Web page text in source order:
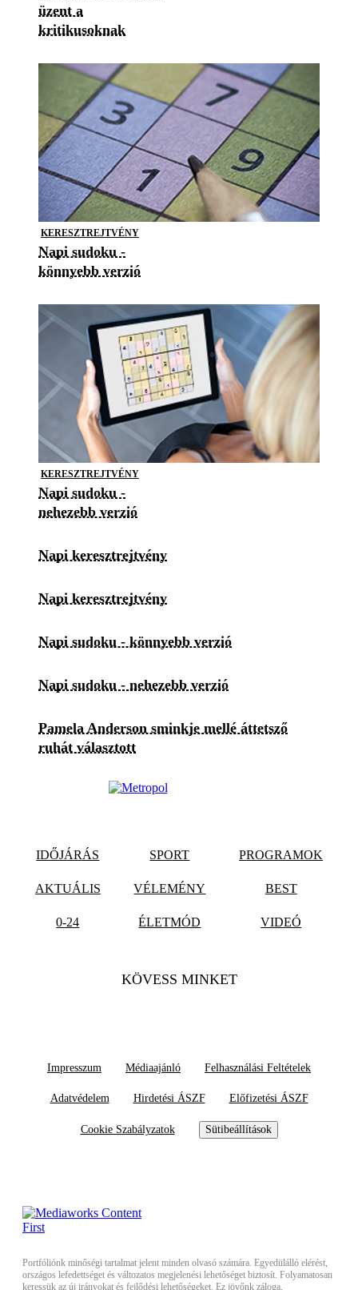
üzent a
kritikusoknak
KERESZTREJTVÉNY
Napi sudoku -
könnyebb verzió
KERESZTREJTVÉNY
Napi sudoku -
nehezebb verzió
Napi keresztrejtvény
Napi keresztrejtvény
Napi sudoku - könnyebb verzió
Napi sudoku - nehezebb verzió
Pamela Anderson sminkje mellé áttetsző
ruhát választott
IDŐJÁRÁS SPORT PROGRAMOK
AKTUÁLIS VÉLEMÉNY BEST
0-24 ÉLETMÓD VIDEÓ
KÖVESS MINKET
Impresszum Médiaajánló Felhasználási Feltételek
Adatvédelem Hirdetési ÁSZF Előfizetési ÁSZF
Cookie Szabályzatok Sütibeállítások
Portfóliónk minőségi tartalmat jelent minden olvasó számára. Egyedülálló elérést,
országos lefedettséget és változatos megjelenési lehetőséget biztosít. Folyamatosan
keressük az új irányokat és fejlődési lehetőségeket. Ez jövőnk záloga.